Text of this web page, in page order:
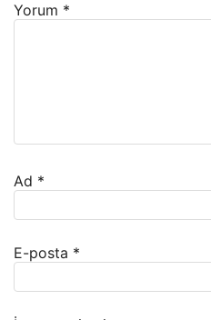
Yorum *
Ad *
E-posta *